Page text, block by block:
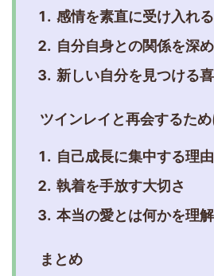
感情を素直に受け入れる
自分自身との関係を深
新しい自分を見つける
ツインレイと再会するた
自己成長に集中する理由
執着を手放す大切さ
本当の愛とは何かを理
まとめ